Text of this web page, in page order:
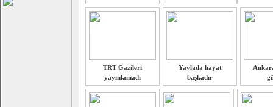
TRT Gazileri
yayınlamadı
Yaylada hayat
başkadır